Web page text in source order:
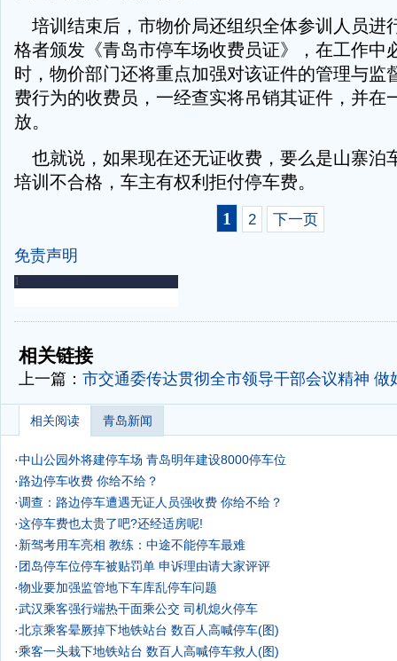
培训结束后，市物价局还组织全体参训人员进
格者颁发《青岛市停车场收费员证》，在工作中
时，物价部门还将重点加强对该证件的管理与监
费行为的收费员，一经查实将吊销其证件，并在
放。
也就说，如果现在还无证收费，要么是山寨泊
培训不合格，车主有权利拒付停车费。
1
2 下一页
免责声明
-
相关链接
上一篇： 市交通委传达贯彻全市领导干部会议精神 做
相关阅读 青岛新闻
·中山公园外将建停车场 青岛明年建设8000停车位
·路边停车收费 你给不给？
·调查：路边停车遭遇无证人员强收费 你给不给？
·这停车费也太贵了吧?还经适房呢!
·新驾考用车亮相 教练：中途不能停车最难
·团岛停车位停车被贴罚单 申诉理由请大家评评
·物业要加强监管地下车库乱停车问题
·武汉乘客强行端热干面乘公交 司机熄火停车
·北京乘客晕厥掉下地铁站台 数百人高喊停车(图)
·乘客一头栽下地铁站台 数百人高喊停车救人(图)